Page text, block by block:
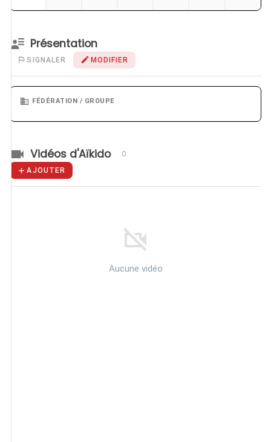
Présentation
SIGNALER MODIFIER
FÉDÉRATION / GROUPE
Vidéos d'Aïkido 0
AJOUTER
Aucune vidéo